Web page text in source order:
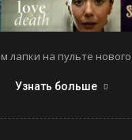
лапки на пульте
Узнать больше